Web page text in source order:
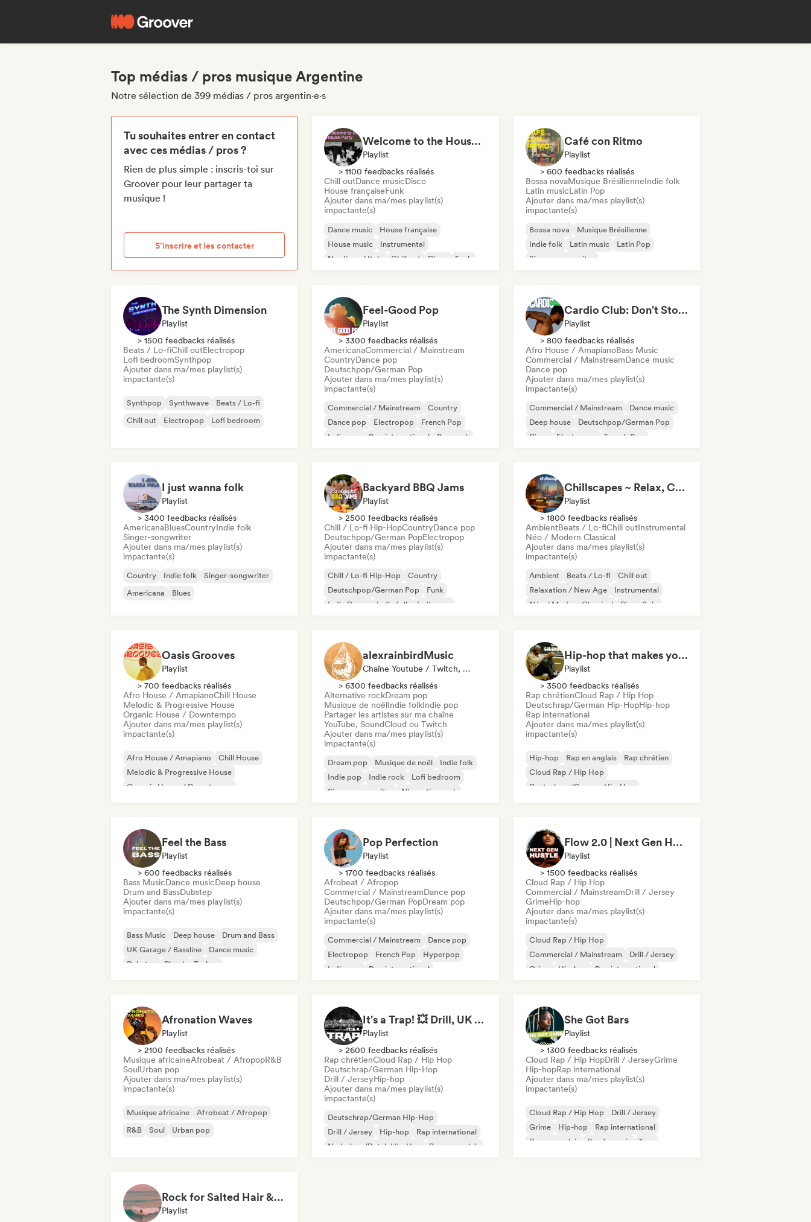
Top médias / pros musique Argentine
Notre sélection de 399 médias / pros argentin·e·s
Tu souhaites entrer en contact
avec ces médias / pros ?
Rien de plus simple : inscris-toi sur
Groover pour leur partager ta
musique !
S’inscrire et les contacter
Welcome to the House Party
Playlist
> 1100 feedbacks réalisés
Chill outDance musicDisco
House françaiseFunk
Ajouter dans ma/mes playlist(s)
impactante(s)
Dance music
House française
House music
Instrumental
Nu-disco / Italo
Chill out Disco Funk
Café con Ritmo
Playlist
> 600 feedbacks réalisés
Bossa novaMusique BrésilienneIndie folk
Latin musicLatin Pop
Ajouter dans ma/mes playlist(s)
impactante(s)
Bossa nova
Musique Brésilienne
Indie folk
Latin music
Latin Pop
Singer-songwriter
The Synth Dimension
Playlist
> 1500 feedbacks réalisés
Beats / Lo-fiChill outElectropop
Lofi bedroomSynthpop
Ajouter dans ma/mes playlist(s)
impactante(s)
Synthpop Synthwave
Beats / Lo-fi
Chill out
Electropop Lofi bedroom
Feel-Good Pop
Playlist
> 3300 feedbacks réalisés
AmericanaCommercial / Mainstream
CountryDance pop
Deutschpop/German Pop
Ajouter dans ma/mes playlist(s)
impactante(s)
Commercial / Mainstream
Country
Dance pop
Electropop
French Pop
Indie pop
Pop international Pop rock
Cardio Club: Don't Stop! 💦
Playlist
> 800 feedbacks réalisés
Afro House / AmapianoBass Music
Commercial / MainstreamDance music
Dance pop
Ajouter dans ma/mes playlist(s)
impactante(s)
Commercial / Mainstream
Dance music
Deep house
Deutschpop/German Pop
Disco
Electropop
French Pop
I just wanna folk
Playlist
> 3400 feedbacks réalisés
AmericanaBluesCountryIndie folk
Singer-songwriter
Ajouter dans ma/mes playlist(s)
impactante(s)
Country Indie folk
Singer-songwriter
Americana
Blues
Backyard BBQ Jams
Playlist
> 2500 feedbacks réalisés
Chill / Lo-fi Hip-HopCountryDance pop
Deutschpop/German PopElectropop
Ajouter dans ma/mes playlist(s)
impactante(s)
Chill / Lo-fi Hip-Hop
Country
Deutschpop/German Pop
Funk
Indie Dance
Indie folk
Indie pop
Chillscapes ~ Relax, Concentrate, Meditate, Sleep, Dream
Playlist
> 1800 feedbacks réalisés
AmbientBeats / Lo-fiChill outInstrumental
Néo / Modern Classical
Ajouter dans ma/mes playlist(s)
impactante(s)
Ambient Beats / Lo-fi
Chill out
Relaxation / New Age
Instrumental
Néo / Modern Classical
Piano Solo
Oasis Grooves
Playlist
> 700 feedbacks réalisés
Afro House / AmapianoChill House
Melodic & Progressive House
Organic House / Downtempo
Ajouter dans ma/mes playlist(s)
impactante(s)
Afro House / Amapiano
Chill House
Melodic & Progressive House
Organic House / Downtempo
alexrainbirdMusic
Chaîne Youtube / Twitch, Playlist
> 6300 feedbacks réalisés
Alternative rockDream pop
Musique de noëlIndie folkIndie pop
Partager les artistes sur ma chaîne
YouTube, SoundCloud ou Twitch
Ajouter dans ma/mes playlist(s)
impactante(s)
Dream pop Musique de noël
Indie folk
Indie pop
Indie rock
Lofi bedroom
Singer-songwriter
Alternative rock
Hip-hop that makes you nod in silence
Playlist
> 3500 feedbacks réalisés
Rap chrétienCloud Rap / Hip Hop
Deutschrap/German Hip-HopHip-hop
Rap international
Ajouter dans ma/mes playlist(s)
impactante(s)
Hip-hop Rap en anglais
Rap chrétien
Cloud Rap / Hip Hop
Deutschrap/German Hip-Hop
Feel the Bass
Playlist
> 600 feedbacks réalisés
Bass MusicDance musicDeep house
Drum and BassDubstep
Ajouter dans ma/mes playlist(s)
impactante(s)
Bass Music Deep house
Drum and Bass
UK Garage / Bassline
Dance music
Dubstep
Phonk Techno
Pop Perfection
Playlist
> 1700 feedbacks réalisés
Afrobeat / Afropop
Commercial / MainstreamDance pop
Deutschpop/German PopDream pop
Ajouter dans ma/mes playlist(s)
impactante(s)
Commercial / Mainstream
Dance pop
Electropop
French Pop
Hyperpop
Indie pop
Pop international
Flow 2.0 | Next Gen Hustle
Playlist
> 1500 feedbacks réalisés
Cloud Rap / Hip Hop
Commercial / MainstreamDrill / Jersey
GrimeHip-hop
Ajouter dans ma/mes playlist(s)
impactante(s)
Cloud Rap / Hip Hop
Commercial / Mainstream
Drill / Jersey
Grime
Hip-hop
Rap international
Afronation Waves
Playlist
> 2100 feedbacks réalisés
Musique africaineAfrobeat / AfropopR&B
SoulUrban pop
Ajouter dans ma/mes playlist(s)
impactante(s)
Musique africaine
Afrobeat / Afropop
R&B
Soul Urban pop
It's a Trap! 💥 Drill, UK Drill & Hard-Hitting Trap
Playlist
> 2600 feedbacks réalisés
Rap chrétienCloud Rap / Hip Hop
Deutschrap/German Hip-Hop
Drill / JerseyHip-hop
Ajouter dans ma/mes playlist(s)
impactante(s)
Deutschrap/German Hip-Hop
Drill / Jersey
Hip-hop
Rap international
Nederhop/Dutch Hip-Hop
Rap en anglais
She Got Bars
Playlist
> 1300 feedbacks réalisés
Cloud Rap / Hip HopDrill / JerseyGrime
Hip-hopRap international
Ajouter dans ma/mes playlist(s)
impactante(s)
Cloud Rap / Hip Hop
Drill / Jersey
Grime
Hip-hop
Rap international
Rap en anglais
Rap francais Trap
Rock for Salted Hair & Sandy Toes
Playlist